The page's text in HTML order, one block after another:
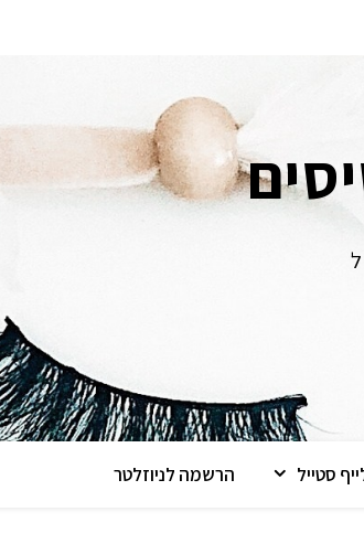
סטייל הרשמה לניוזלטר